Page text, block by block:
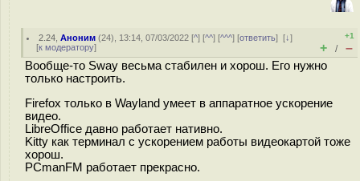
2.24 ,Аноним (24), 13:14, 07/03/2022 [^] [^^] [^^^] [ответить][↓]
[к модератору]
+1
+ / –
Вообще-то Sway весьма стабилен и хорош. Его нужно
только настроить.
Firefox только в Wayland умеет в аппаратное ускорение
видео.
LibreOffice давно работает нативно.
Kitty как терминал с ускорением работы видеокартой тоже
хорош.
PCmanFM работает прекрасно.